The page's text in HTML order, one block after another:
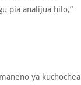
pia analijua hilo,”
ya kuchochea